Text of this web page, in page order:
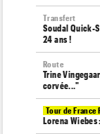
Transfert
Soudal Quick-
24 ans !
Route
Trine
corvée..."
Tour de France
Lorena